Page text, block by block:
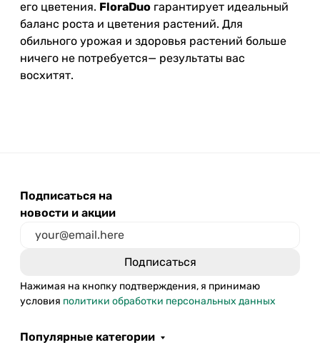
его цветения. FloraDuo гарантирует идеальный
баланс роста и цветения растений. Для
обильного урожая и здоровья растений больше
ничего не потребуется— результаты вас
восхитят.
Подписаться на
новости и акции
Нажимая на кнопку подтверждения, я принимаю
условия политики обработки персональных данных
Популярные категории